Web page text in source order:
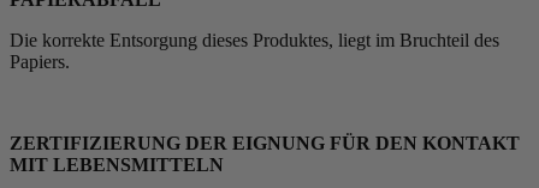
Die korrekte Entsorgung dieses Produktes, liegt im Bruchteil des
Papiers.
ZERTIFIZIERUNG DER EIGNUNG FÜR DEN KONTAKT
MIT LEBENSMITTELN